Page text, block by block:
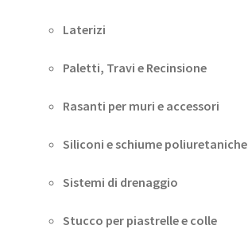
Laterizi
Paletti, Travi e Recinsione
Rasanti per muri e accessori
Siliconi e schiume poliuretaniche
Sistemi di drenaggio
Stucco per piastrelle e colle